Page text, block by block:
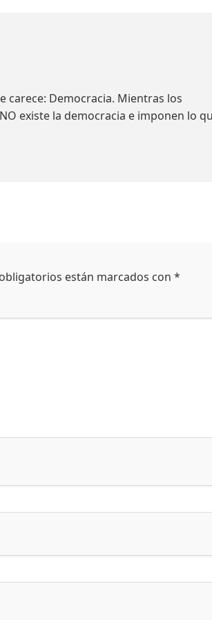
carece: Democracia. Mientras los
existe la democracia e imponen lo
están marcados con*